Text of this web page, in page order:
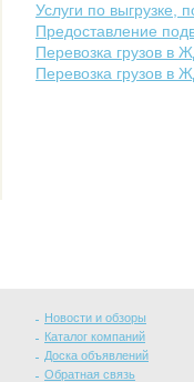
Услуги по выгрузке,
Предоставление
Перевозка грузов в
Перевозка грузов в
Новости и обзоры
Каталог компаний
Доска объявлений
Обратная связь